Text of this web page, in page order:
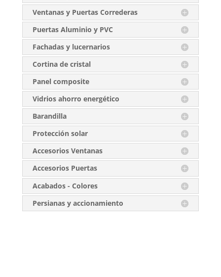
Ventanas y Puertas Correderas
Puertas Aluminio y PVC
Fachadas y lucernarios
Cortina de cristal
Panel composite
Vidrios ahorro energético
Barandilla
Protección solar
Accesorios Ventanas
Accesorios Puertas
Acabados - Colores
Persianas y accionamiento